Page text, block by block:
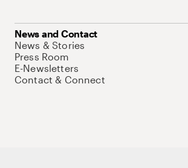
News and Contact
News & Stories
Press Room
E-Newsletters
Contact & Connect